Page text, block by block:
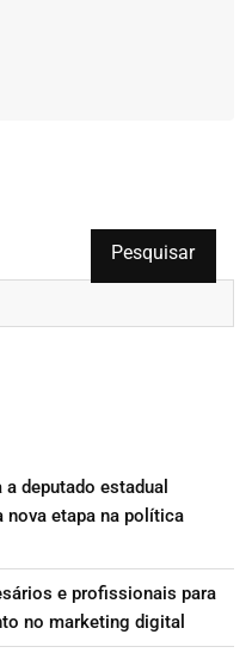
Pesquisar
deputado estadual
etapa na política
e profissionais para
no marketing digital